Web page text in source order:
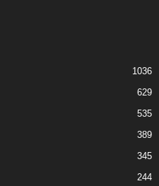
1036
629
535
389
345
244